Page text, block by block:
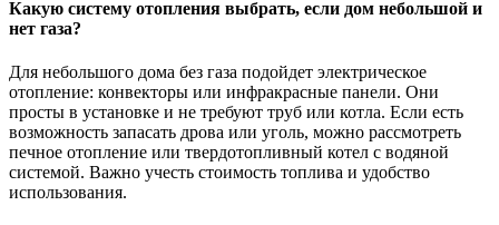
Какую систему отопления выбрать, если дом небольшой и
нет газа?
Для небольшого дома без газа подойдет электрическое
отопление: конвекторы или инфракрасные панели. Они
просты в установке и не требуют труб или котла. Если есть
возможность запасать дрова или уголь, можно рассмотреть
печное отопление или твердотопливный котел с водяной
системой. Важно учесть стоимость топлива и удобство
использования.